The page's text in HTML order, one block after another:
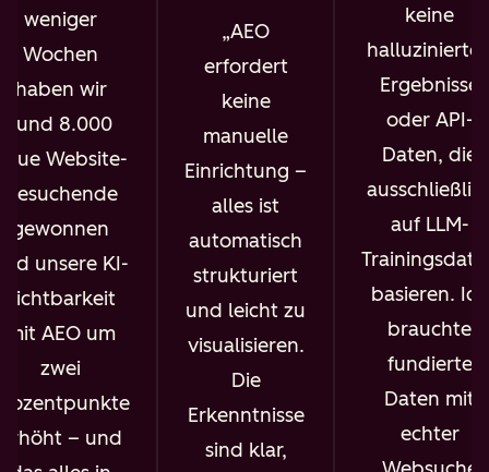
weniger
Wochen
haben wir
rund 8.000
Website-
Besuchende
gewonnen
unsere KI-
Sichtbarkeit
mit AEO um
zwei
erhöht – und
AEO
erfordert
keine
manuelle
Einrichtung –
alles ist
automatisch
strukturiert
und leicht zu
visualisieren.
Die
Erkenntnisse
sind klar,
keine
Ergebnisse
oder API-
Daten, die
auf LLM-
basieren. Ich
brauchte
fundierte
Daten mit
echter